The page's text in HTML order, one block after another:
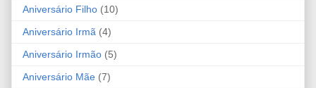
Aniversário Filho (10)
Aniversário Irmã (4)
Aniversário Irmão (5)
Aniversário Mãe (7)